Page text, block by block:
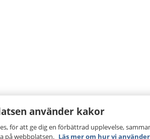
använder kakor
för att ge dig en förbättrad upplevelse,
på webbplatsen. Läs mer om hur vi